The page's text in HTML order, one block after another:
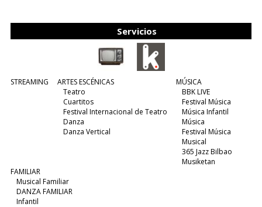
Servicios
STREAMING
ARTES ESCÉNICAS
Teatro
Cuartitos
Festival Internacional de Teatro
Danza
Danza Vertical
MÚSICA
BBK LIVE
Festival Música
Música Infantil
Música
Festival Música
Musical
365 Jazz Bilbao
Musiketan
FAMILIAR
Musical Familiar
DANZA FAMILIAR
Infantil